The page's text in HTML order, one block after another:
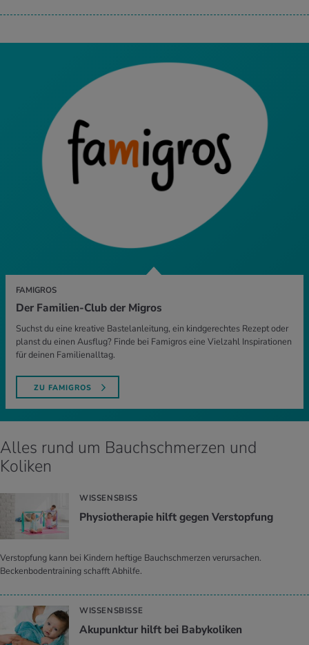
FAMIGROS
Der Familien-Club der Migros
Suchst du eine kreative Bastelanleitung, ein kindgerechtes Rezept oder
planst du einen Ausflug? Finde bei Famigros eine Vielzahl Inspirationen
für deinen Familienalltag.
ZU FAMIGROS
Alles rund um Bauchschmerzen und
Koliken
WISSENSBISS
Phy­sio­the­ra­pie hilft gegen Ver­stop­fung
Verstopfung kann bei Kindern heftige Bauchschmerzen verursachen.
Beckenbodentraining schafft Abhilfe.
WISSENSBISSE
Aku­punk­tur hilft bei Ba­by­ko­li­ken